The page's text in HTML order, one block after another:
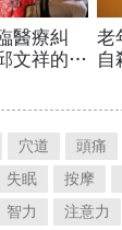
穴道 頭痛
失眠 按摩
智力 注意力